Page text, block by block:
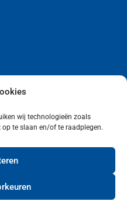
wij technologieën zoals
te slaan en/of te raadplegen.